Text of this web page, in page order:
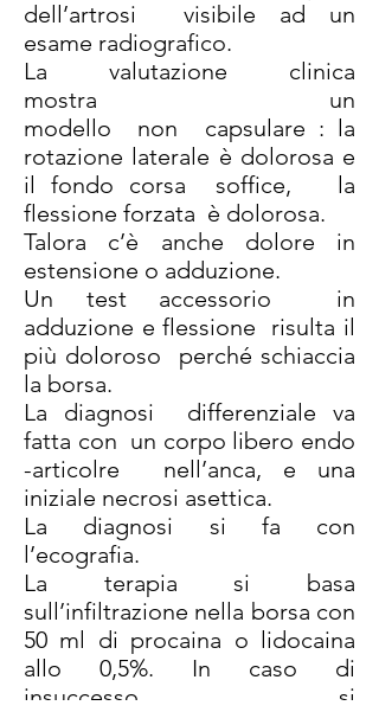
dell’artrosi visibile ad un
esame radiografico.
La valutazione clinica
mostra un
modello non capsulare : la
rotazione laterale è dolorosa e
il fondo corsa soffice, la
flessione forzata è dolorosa.
Talora c’è anche dolore in
estensione o adduzione.
Un test accessorio in
adduzione e flessione risulta il
più doloroso perché schiaccia
la borsa.
La diagnosi differenziale va
fatta con un corpo libero endo
-articolre nell’anca, e una
iniziale necrosi asettica.
La diagnosi si fa con
l’ecografia.
La terapia si basa
sull’infiltrazione nella borsa con
50 ml di procaina o lidocaina
allo 0,5%. In caso di
insuccesso si